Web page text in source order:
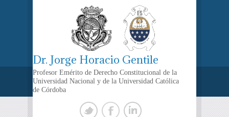
Dr. Jorge Horacio Gentile
Profesor Emérito de Derecho Constitucional de la
Universidad Nacional y de la Universidad Católica
de Córdoba